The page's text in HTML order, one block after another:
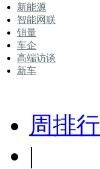
新能源
智能网联
销量
车企
高端访谈
新车
周排行
|